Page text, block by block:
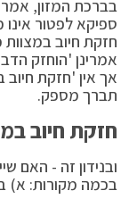
בברכת המזון,
ספיקא לפטור
חזקת חיוב
אמרינן 'הוחזק
אך אין 'חזקת חיוב
תברך מספק.
חזקת חיוב
ובנידון זה - האם
בכמה מקורות: א)